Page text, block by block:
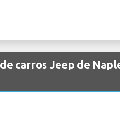
carros Jeep de